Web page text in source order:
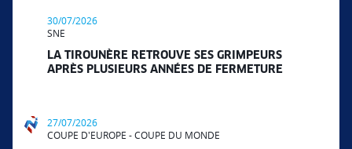
30/07/2026
SNE
LA TIROUNÈRE RETROUVE SES GRIMPEURS
APRÈS PLUSIEURS ANNÉES DE FERMETURE
27/07/2026
COUPE D'EUROPE - COUPE DU MONDE